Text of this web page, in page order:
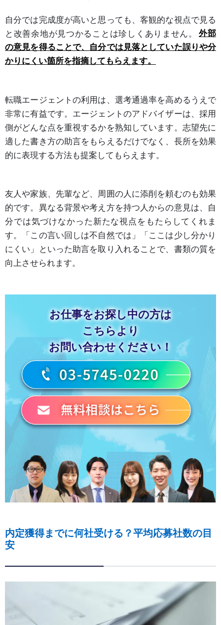
自分では完成度が高いと思っても、客観的な視点で見る
と改善余地が見つかることは珍しくありません。
外部
の意見を得ることで、自分では見落としていた誤りや分
かりにくい箇所を指摘してもらえます。
転職エージェントの利用は、選考通過率を高めるうえで
非常に有益です。エージェントのアドバイザーは、採用
側がどんな点を重視するかを熟知しています。志望先に
適した書き方の助言をもらえるだけでなく、長所を効果
的に表現する方法も提案してもらえます。
友人や家族、先輩など、周囲の人に添削を頼むのも効果
的です。異なる背景や考え方を持つ人からの意見は、自
分では気づけなかった新たな視点をもたらしてくれま
す。「この言い回しは不自然では」「ここは少し分かり
にくい」といった助言を取り入れることで、書類の質を
向上させられます。
お仕事をお探し中の方は
こちらより
お問い合わせください！
内定獲得までに何社受ける？平均応募社数の目
安